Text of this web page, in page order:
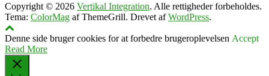
Copyright © 2026 Vertikal Integration. Alle rettigheder forbeholdes.
Tema: ColorMag af ThemeGrill. Drevet afWordPress.
Denne side bruger cookies for at forbedre brugeroplevelsen Accept
Read More